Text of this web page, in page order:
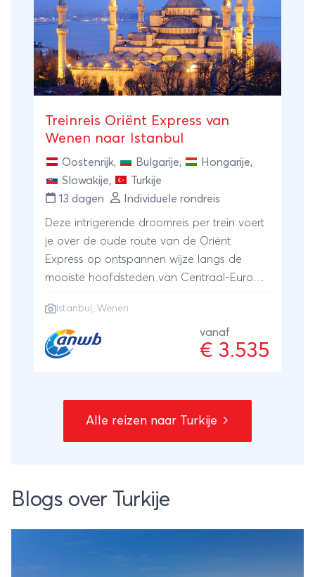
onze uitvalsbasis voor zes prachtige
wandeldagen.
Treinreis Oriënt Express van
Wenen naar Istanbul
Oostenrijk, Bulgarije, Hongarije,
Slowakije,
Turkije
13 dagen
Individuele rondreis
Deze intrigerende droomreis per trein voert
je over de oude route van de Oriënt
Express op ontspannen wijze langs de
mooiste hoofdsteden van Centraal-Europa
boord én in hotels en meerdere excursies
inbegrepen. Terug vlieg je comfortabel met
KLM.
Istanbul , Wenen
vanaf
€ 3.535
Alle reizen naar Turkije
Blogs over Turkije